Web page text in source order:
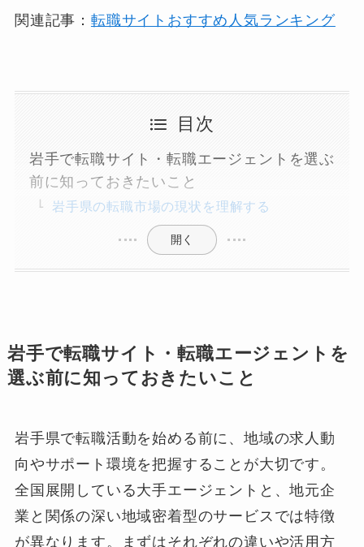
関連記事： 転職サイトおすすめ人気ランキング
目次
岩手で転職サイト・転職エージェントを選ぶ
前に知っておきたいこと
岩手県の転職市場の現状を理解する
開く
岩手で転職サイト・転職エージェントを
選ぶ前に知っておきたいこと
岩手県で転職活動を始める前に、地域の求人動
向やサポート環境を把握することが大切です。
全国展開している大手エージェントと、地元企
業と関係の深い地域密着型のサービスでは特徴
が異なります。まずはそれぞれの違いや活用方